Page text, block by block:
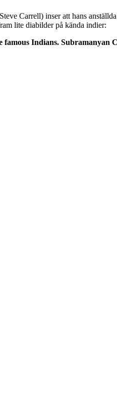
Carrell) inser att hans
lite diabilder på kända indier:
Indians. Subramanyan